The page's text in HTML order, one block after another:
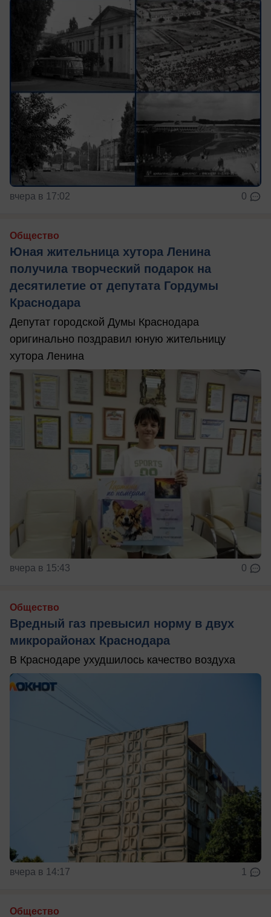
вчера в 17:02 0
Общество
Юная жительница хутора Ленина
получила творческий подарок на
десятилетие от депутата Гордумы
Краснодара
Депутат городской Думы Краснодара
оригинально поздравил юную жительницу
хутора Ленина
вчера в 15:43 0
Общество
Вредный газ превысил норму в двух
микрорайонах Краснодара
В Краснодаре ухудшилось качество воздуха
вчера в 14:17 1
Общество